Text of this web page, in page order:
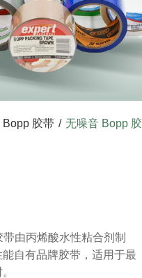
Bopp 胶带 / 无噪音 Bopp
由丙烯酸水性粘合剂制
自有品牌胶带，适用于最